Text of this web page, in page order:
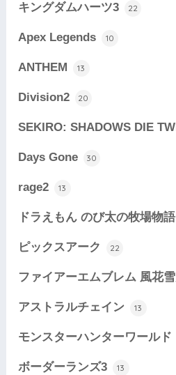
キングダムハーツ3 22
Apex Legends 10
ANTHEM 13
Division2 20
SEKIRO: SHADOWS DIE
Days Gone 30
rage2 13
ドラえもん のび太の牧場物語
ピックスアーク 22
ファイアーエムブレム 風花雪
アストラルチェイン 13
モンスターハンターワールド
ボーダーランズ3 13